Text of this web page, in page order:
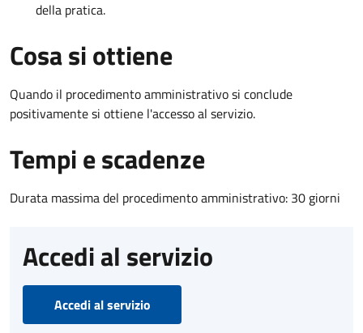
della pratica.
Cosa si ottiene
Quando il procedimento amministrativo si conclude
positivamente si ottiene l'accesso al servizio.
Tempi e scadenze
Durata massima del procedimento amministrativo: 30 giorni
Accedi al servizio
Accedi al servizio